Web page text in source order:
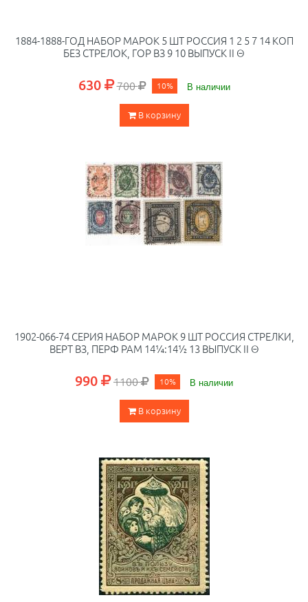
1884-1888-ГОД НАБОР МАРОК 5 ШТ РОССИЯ 1 2 5 7 14 КОП
БЕЗ СТРЕЛОК, ГОР ВЗ 9 10 ВЫПУСК II Θ
630 700 10% В наличии
В корзину
1902-066-74 СЕРИЯ НАБОР МАРОК 9 ШТ РОССИЯ СТРЕЛКИ,
ВЕРТ ВЗ, ПЕРФ РАМ 14¼:14½ 13 ВЫПУСК II Θ
990 1100 10% В наличии
В корзину